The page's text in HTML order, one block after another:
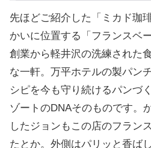
先ほどご紹介した「ミカド珈
かいに位置する「フランスベ
創業から軽井沢の洗練された
な一軒。万平ホテルの製パン
シピを今も守り続けるパンづ
ゾートのDNAそのものです。
したジョンもこの店のフラン
たとか。外側はパリッと香ば